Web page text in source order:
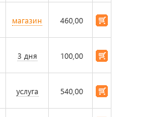
магазин 460,00
3 дня 100,00
услуга 540,00